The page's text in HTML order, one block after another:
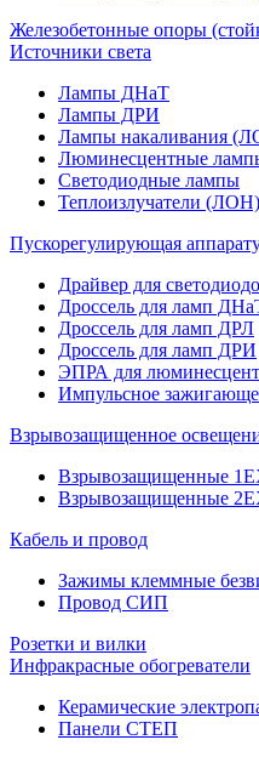
Железобетонные опоры
Источники света
Лампы ДНаТ
Лампы ДРИ
Лампы накаливания
Люминесцентные
Светодиодные лампы
Теплоизлучатели (ЛОН)
Пускорегулирующая
Драйвер для
Дроссель для ламп
Дроссель для ламп ДРЛ
Дроссель для ламп ДРИ
ЭПРА для
Импульсное
Взрывозащищенное
Взрывозащищенные
Взрывозащищенные
Кабель и провод
Зажимы клеммные
Провод СИП
Розетки и вилки
Инфракрасные обогреватели
Керамические
Панели CТЕП